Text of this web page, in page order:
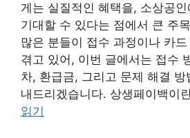
게는 실질적인 혜택을, 소상공
기대할 수 있다는 점에서 큰 주
많은 분들이 접수 과정이나 카
겪고 있어, 이번 글에서는 접수
차, 환급금, 그리고 문제 해결
내드리겠습니다. 상생페이백이
읽기